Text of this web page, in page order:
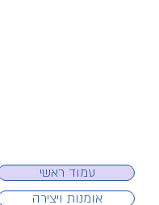
עמוד ראשי
אומנות ויצירה